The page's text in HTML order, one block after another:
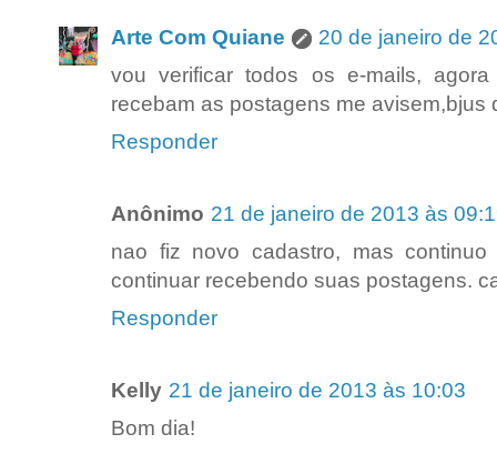
Arte Com Quiane
20 de janeiro de
vou verificar todos os e-mails,
recebam as postagens me avisem,bjus
Responder
Anônimo 21 de janeiro de 2013 às
nao fiz novo cadastro, mas
continuar recebendo suas postagens.
Responder
Kelly 21 de janeiro de 2013 às 10:03
Bom dia!